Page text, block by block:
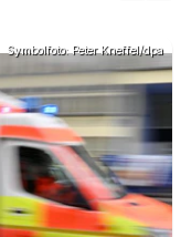
Symbolfoto: Peter Kneffel/dpa